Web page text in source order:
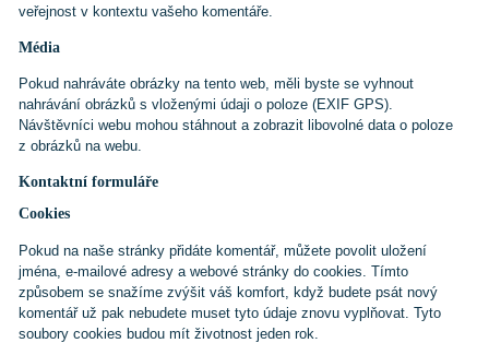
veřejnost v kontextu vašeho komentáře.
Média
Pokud nahráváte obrázky na tento web, měli byste se vyhnout
nahrávání obrázků s vloženými údaji o poloze (EXIF GPS).
Návštěvníci webu mohou stáhnout a zobrazit libovolné data o poloze
z obrázků na webu.
Kontaktní formuláře
Cookies
Pokud na naše stránky přidáte komentář, můžete povolit uložení
jména, e-mailové adresy a webové stránky do cookies. Tímto
způsobem se snažíme zvýšit váš komfort, když budete psát nový
komentář už pak nebudete muset tyto údaje znovu vyplňovat. Tyto
soubory cookies budou mít životnost jeden rok.